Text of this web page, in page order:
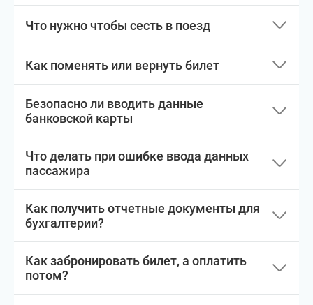
Что нужно чтобы сесть в поезд
Как поменять или вернуть билет
Безопасно ли вводить данные
банковской карты
Что делать при ошибке ввода данных
пассажира
Как получить отчетные документы для
бухгалтерии?
Как забронировать билет, а оплатить
потом?